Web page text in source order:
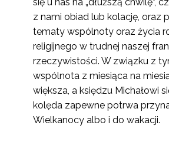
z nami obiad lub kolację, oraz
tematy wspólnoty oraz życia
religijnego w trudnej naszej
rzeczywistości. W związku z
wspólnota z miesiąca na
większa, a księdzu Michałowi
kolęda zapewne potrwa
Wielkanocy albo i do wakacji.